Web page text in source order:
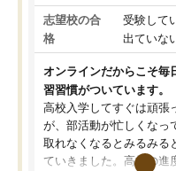
志望校の合
格
受験して
出ていな
オンラインだからこそ毎
習習慣がついています。
高校入学してすぐは頑張
が、部活動が忙しくなっ
取れなくなるとみるみる
ていきました。高校の進